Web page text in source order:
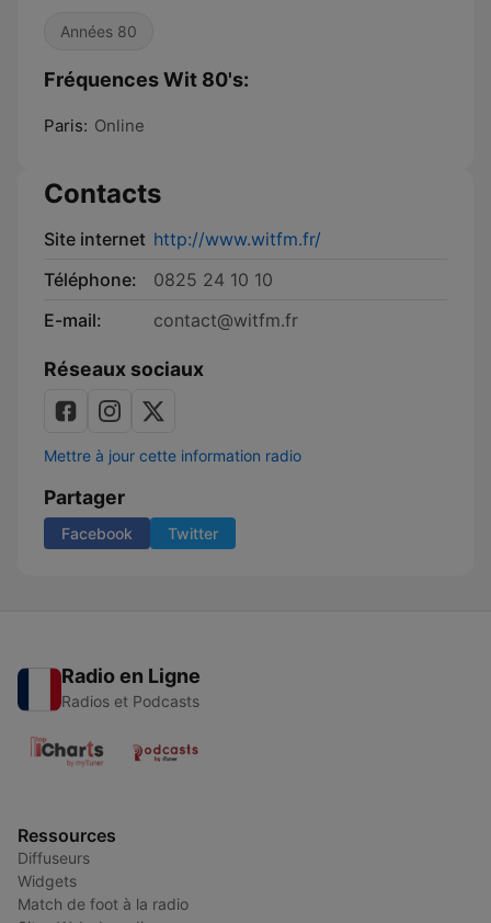
Années 80
Fréquences Wit 80's:
Paris: Online
Contacts
Site internet http://www.witfm.fr/
Téléphone:
0825 24 10 10
E-mail:
contact@witfm.fr
Réseaux sociaux
Mettre à jour cette information radio
Partager
Facebook Twitter
Radio en Ligne
Radios et Podcasts
Ressources
Diffuseurs
Widgets
Match de foot à la radio